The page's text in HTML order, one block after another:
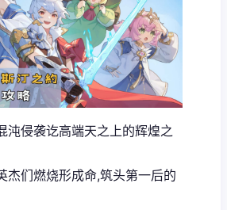
沌侵袭讫高端天之上的辉煌之
杰们燃烧形成命,筑头第一后的